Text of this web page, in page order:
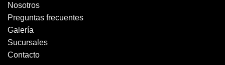
Nosotros
Preguntas frecuentes
Galería
Sucursales
Contacto